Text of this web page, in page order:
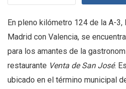
En pleno kilómetro 124 de la A-
Madrid con Valencia, se
para los amantes de la
restaurante Venta de San José.
ubicado en el término municipal